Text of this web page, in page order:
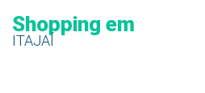
Shopping em
ITAJAÍ